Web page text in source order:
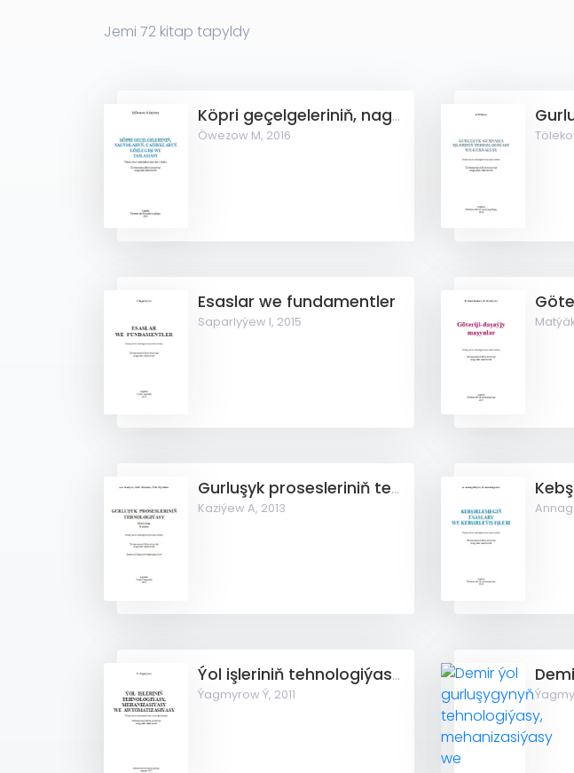
Jemi 72 kitap tapyldy
Köpri geçelgeleriniň, nagymlaryň, çatryklaryň gözleg işi we taslamasy
Öwezow M, 2016
Esaslar we fundamentler
Saparlyýew I, 2015
Gurluşyk prosesleriniň tehnologiýasy II
Kaziýew A, 2013
Ýol işleriniň tehnologiýasy, mehanizasiýasy we awtomatizasiýasy
Ýagmyrow Ý, 2011